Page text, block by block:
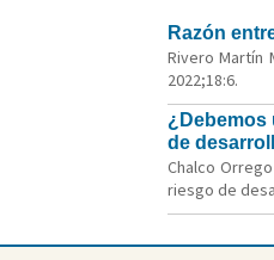
Razón
Rivero Martín
2022;18:6.
¿Debemos
de
Chalco
riesgo de